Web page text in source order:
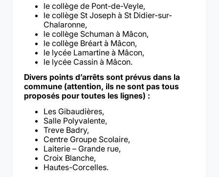
le collège de Pont-de-Veyle,
le collège St Joseph à St Didier-sur-
Chalaronne,
le collège Schuman à Mâcon,
le collège Bréart à Mâcon,
le lycée Lamartine à Mâcon,
le lycée Cassin à Mâcon.
Divers points d’arrêts sont prévus dans la
commune (attention, ils ne sont pas tous
proposés pour toutes les lignes) :
Les Gibaudières,
Salle Polyvalente,
Treve Badry,
Centre Groupe Scolaire,
Laiterie – Grande rue,
Croix Blanche,
Hautes-Corcelles.